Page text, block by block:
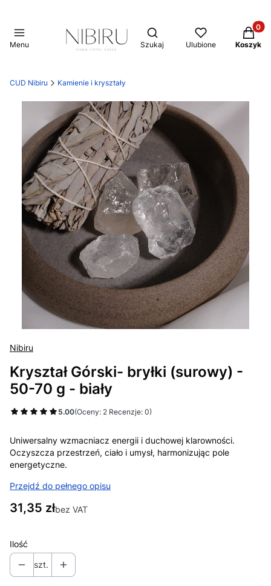
Menu
Otwórz wyszukiwarkę
Szukaj Ulubione Koszyk
CUD Nibiru Kamienie i kryształy
Nibiru
Kryształ Górski- bryłki (surowy) -
50-70 g - biały
5.00(Oceny: 2 Recenzje: 0)
Uniwersalny wzmacniacz energii i duchowej klarowności.
Oczyszcza przestrzeń, ciało i umysł, harmonizując pole
energetyczne.
Przejdź do pełnego opisu
Cena
31,35 złbez VAT
Ilość
szt.